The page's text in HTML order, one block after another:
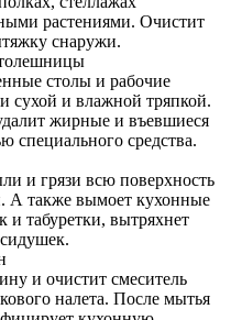
растениями. Очистит
снаружи.
столы и рабочие
сухой и влажной тряпкой.
жирные и въевшиеся
специального средства.
и грязи всю поверхность
А также вымоет кухонные
и табуретки, вытряхнет
и очистит смеситель
налета. После мытья